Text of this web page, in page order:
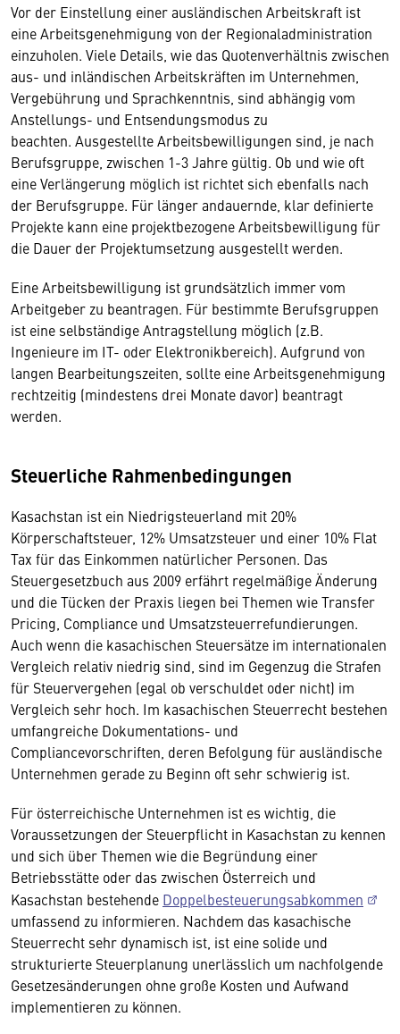
Vor der Einstellung einer ausländischen Arbeitskraft ist
eine Arbeitsgenehmigung von der Regionaladministration
einzuholen. Viele Details, wie das Quotenverhältnis zwischen
aus- und inländischen Arbeitskräften im Unternehmen,
Vergebührung und Sprachkenntnis, sind abhängig vom
Anstellungs- und Entsendungsmodus zu
beachten. Ausgestellte Arbeitsbewilligungen sind, je nach
Berufsgruppe, zwischen 1-3 Jahre gültig. Ob und wie oft
eine Verlängerung möglich ist richtet sich ebenfalls nach
der Berufsgruppe. Für länger andauernde, klar definierte
Projekte kann eine projektbezogene Arbeitsbewilligung für
die Dauer der Projektumsetzung ausgestellt werden.
Eine Arbeitsbewilligung ist grundsätzlich immer vom
Arbeitgeber zu beantragen. Für bestimmte Berufsgruppen
ist eine selbständige Antragstellung möglich (z.B.
Ingenieure im IT- oder Elektronikbereich). Aufgrund von
langen Bearbeitungszeiten, sollte eine Arbeitsgenehmigung
rechtzeitig (mindestens drei Monate davor) beantragt
werden.
Steuerliche Rahmenbedingungen
Kasachstan ist ein Niedrigsteuerland mit 20%
Körperschaftsteuer, 12% Umsatzsteuer und einer 10% Flat
Tax für das Einkommen natürlicher Personen. Das
Steuergesetzbuch aus 2009 erfährt regelmäßige Änderung
und die Tücken der Praxis liegen bei Themen wie Transfer
Pricing, Compliance und Umsatzsteuerrefundierungen.
Auch wenn die kasachischen Steuersätze im internationalen
Vergleich relativ niedrig sind, sind im Gegenzug die Strafen
für Steuervergehen (egal ob verschuldet oder nicht) im
Vergleich sehr hoch. Im kasachischen Steuerrecht bestehen
umfangreiche Dokumentations- und
Compliancevorschriften, deren Befolgung für ausländische
Unternehmen gerade zu Beginn oft sehr schwierig ist.
Für österreichische Unternehmen ist es wichtig, die
Voraussetzungen der Steuerpflicht in Kasachstan zu kennen
und sich über Themen wie die Begründung einer
Betriebsstätte oder das zwischen Österreich und
Kasachstan bestehende Doppelbesteuerungsabkommen
umfassend zu informieren. Nachdem das kasachische
Steuerrecht sehr dynamisch ist, ist eine solide und
strukturierte Steuerplanung unerlässlich um nachfolgende
Gesetzesänderungen ohne große Kosten und Aufwand
implementieren zu können.